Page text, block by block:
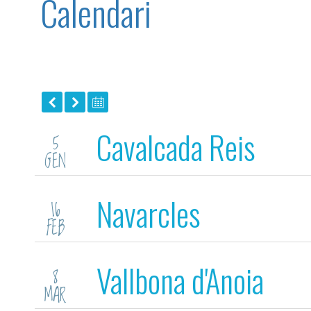
Calendari
5
GEN Cavalcada Reis
16
FEB Navarcles
8
MAR Vallbona d'Anoia